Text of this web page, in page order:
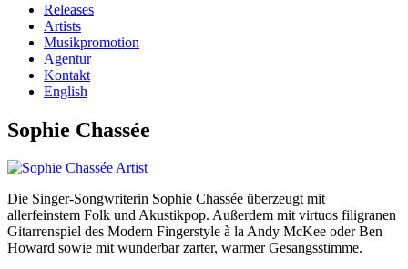
Releases
Artists
Musikpromotion
Agentur
Kontakt
English
Sophie Chassée
Die Singer-Songwriterin Sophie Chassée überzeugt mit
allerfeinstem Folk und Akustikpop. Außerdem mit virtuos filigranen
Gitarrenspiel des Modern Fingerstyle à la Andy McKee oder Ben
Howard sowie mit wunderbar zarter, warmer Gesangsstimme.